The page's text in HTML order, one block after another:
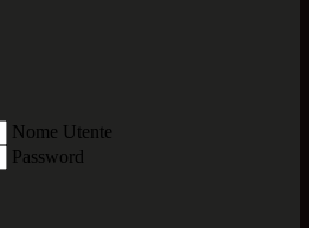
Nome Utente
Password